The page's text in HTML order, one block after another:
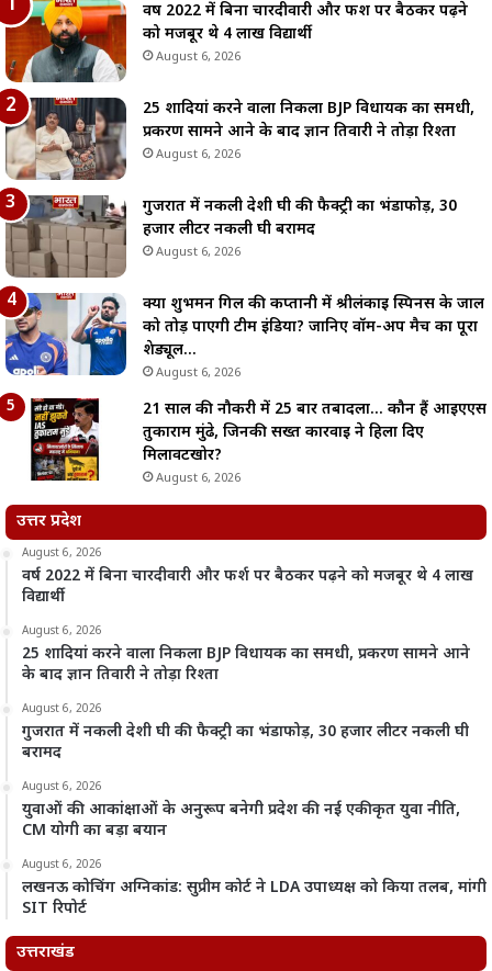
वर्ष 2022 में बिना चारदीवारी और फर्श पर बैठकर पढ़ने
को मजबूर थे 4 लाख विद्यार्थी
August 6, 2026
25 शादियां करने वाला निकला BJP विधायक का समधी,
प्रकरण सामने आने के बाद ज्ञान तिवारी ने तोड़ा रिश्ता
August 6, 2026
गुजरात में नकली देशी घी की फैक्ट्री का भंडाफोड़, 30
हजार लीटर नकली घी बरामद
August 6, 2026
क्या शुभमन गिल की कप्तानी में श्रीलंकाई स्पिनर्स के जाल
को तोड़ पाएगी टीम इंडिया? जानिए वॉर्म-अप मैच का पूरा
शेड्यूल…
August 6, 2026
21 साल की नौकरी में 25 बार तबादला… कौन हैं आईएएस
तुकाराम मुंढे, जिनकी सख्त कार्रवाई ने हिला दिए
मिलावटखोर?
August 6, 2026
उत्तर प्रदेश
August 6, 2026
वर्ष 2022 में बिना चारदीवारी और फर्श पर बैठकर पढ़ने को मजबूर थे 4 लाख
विद्यार्थी
August 6, 2026
25 शादियां करने वाला निकला BJP विधायक का समधी, प्रकरण सामने आने
के बाद ज्ञान तिवारी ने तोड़ा रिश्ता
August 6, 2026
गुजरात में नकली देशी घी की फैक्ट्री का भंडाफोड़, 30 हजार लीटर नकली घी
बरामद
August 6, 2026
युवाओं की आकांक्षाओं के अनुरूप बनेगी प्रदेश की नई एकीकृत युवा नीति,
CM योगी का बड़ा बयान
August 6, 2026
लखनऊ कोचिंग अग्निकांड: सुप्रीम कोर्ट ने LDA उपाध्यक्ष को किया तलब, मांगी
SIT रिपोर्ट
उत्तराखंड